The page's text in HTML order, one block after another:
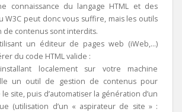
connaissance du langage HTML et des
W3C peut donc vous suffire, mais les outils
de contenus sont interdits.
un éditeur de pages web (iWeb,…)
du code HTML valide :
localement sur votre machine
un outil de gestion de contenus pour
site, puis d’automatiser la génération d’un
(utilisation d’un « aspirateur de site » :